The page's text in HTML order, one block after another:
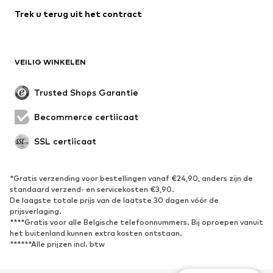
Mantels
Rokken
Evenementen
SCHOENEN
Sneakers
Enkellaarsjes
Pumps & hakken
Laarzen
Sandalen
Sportschoenen
Ballerina's
Muiltjes
Trek u terug uit het contract
VEILIG WINKELEN
Trusted Shops Garantie
Becommerce certificaat
SSL certificaat
*Gratis verzending voor bestellingen vanaf €24,90, anders zijn de
standaard verzend- en servicekosten €3,90.
De laagste totale prijs van de laatste 30 dagen vóór de
prijsverlaging.
****Gratis voor alle Belgische telefoonnummers. Bij oproepen vanuit
het buitenland kunnen extra kosten ontstaan.
******Alle prijzen incl. btw